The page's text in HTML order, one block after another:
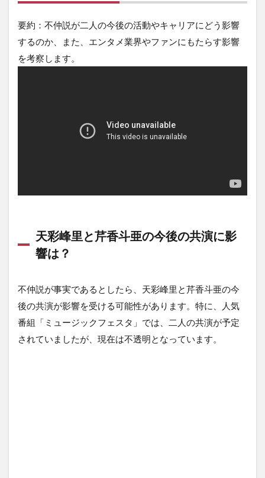
要約：不仲説が二人の今後の活動やキャリアにどう影響
するのか、また、エンタメ業界やファンにもたらす影響
を考察します。
天彩峰里と芹香斗亜の今後の共演に影
響は？
不仲説が事実であるとしたら、天彩峰里と芹香斗亜の今
後の共演が影響を受ける可能性があります。特に、人気
番組「ミュージックフェスタ」では、二人の共演が予定
されていましたが、現在は不透明となっています。